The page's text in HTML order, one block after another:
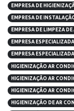
EMPRESA DE
EMPRESA DE
EMPRESA DE LIMPEZA
EMPRESA
EMPRESA
HIGIENIZAÇÃO AR
HIGIENIZAÇÃO AR
HIGIENIZAÇÃO AR
HIGIENIZAÇÃO DE AR